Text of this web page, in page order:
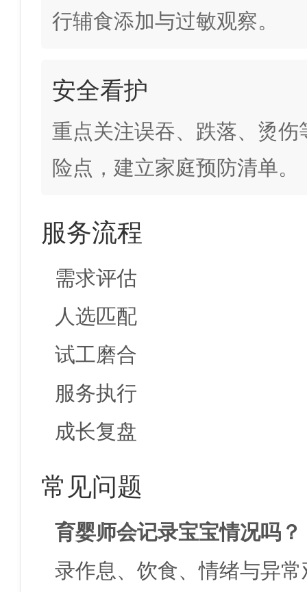
行辅食添加与过敏观察。
安全看护
重点关注误吞、跌落、烫伤
险点，建立家庭预防清单。
服务流程
需求评估
人选匹配
试工磨合
服务执行
成长复盘
常见问题
育婴师会记录宝宝情况吗？
录作息、饮食、情绪与异